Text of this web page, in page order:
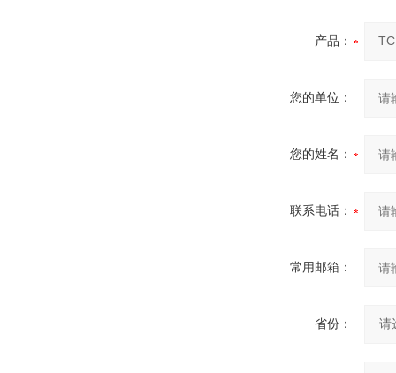
产品：
您的单位：
您的姓名：
联系电话：
常用邮箱：
省份：